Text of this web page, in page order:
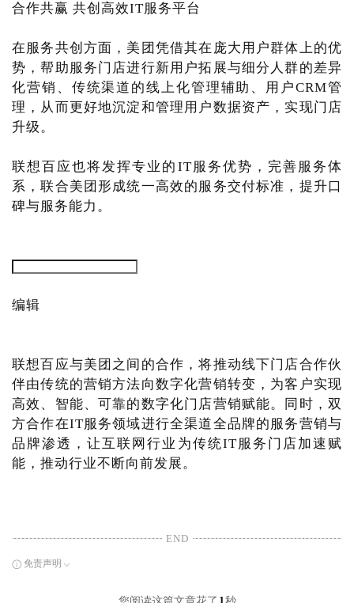
合作共赢 共创高效IT服务平台
在服务共创方面，美团凭借其在庞大用户群体上的优
势，帮助服务门店进行新用户拓展与细分人群的差异
化营销、传统渠道的线上化管理辅助、用户CRM管
理，从而更好地沉淀和管理用户数据资产，实现门店
升级。
联想百应也将发挥专业的IT服务优势，完善服务体
系，联合美团形成统一高效的服务交付标准，提升口
碑与服务能力。
编辑
联想百应与美团之间的合作，将推动线下门店合作伙
伴由传统的营销方法向数字化营销转变，为客户实现
高效、智能、可靠的数字化门店营销赋能。同时，双
方合作在IT服务领域进行全渠道全品牌的服务营销与
品牌渗透，让互联网行业为传统IT服务门店加速赋
能，推动行业不断向前发展。
END
免责声明